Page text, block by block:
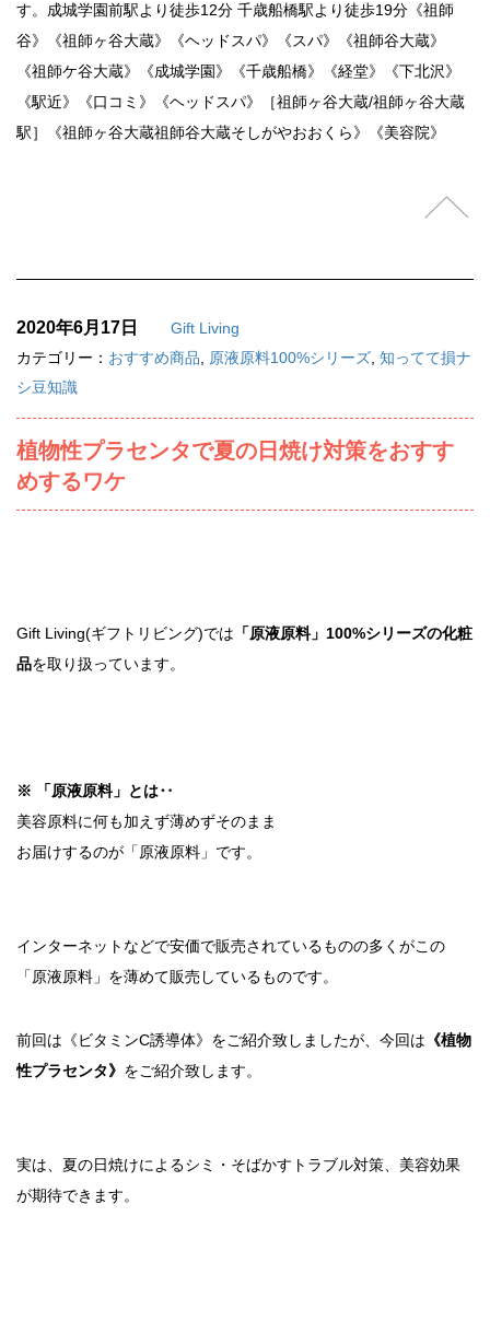
す。成城学園前駅より徒歩12分 千歳船橋駅より徒歩19分《祖師
谷》《祖師ヶ谷大蔵》《ヘッドスパ》《スパ》《祖師谷大蔵》
《祖師ケ谷大蔵》《成城学園》《千歳船橋》《経堂》《下北沢》
《駅近》《口コミ》《ヘッドスパ》［祖師ヶ谷大蔵/祖師ヶ谷大蔵
駅］《祖師ヶ谷大蔵祖師谷大蔵そしがやおおくら》《美容院》
2020年6月17日
Gift Living
カテゴリー： おすすめ商品, 原液原料100%シリーズ, 知ってて損ナ
シ豆知識
植物性プラセンタで夏の日焼け対策をおすす
めするワケ
Gift Living(ギフトリビング)では 「原液原料」100%シリーズの化粧
品を取り扱っています。
※ 「原液原料」とは‥
美容原料に何も加えず薄めずそのまま
お届けするのが「原液原料」です。
インターネットなどで安価で販売されているものの多くがこの
「原液原料」を薄めて販売しているものです。
前回は《ビタミンC誘導体》をご紹介致しましたが、今回は 《植物
性プラセンタ》 をご紹介致します。
実は、夏の日焼けによるシミ・そばかすトラブル対策、美容効果
が期待できます。